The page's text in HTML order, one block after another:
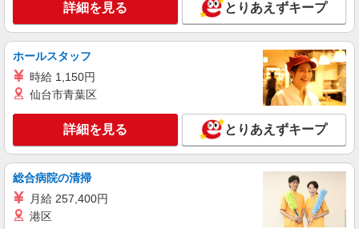
派遣社員
株式会社スタッフサービス・メディカル 東東京医療オフィス（お仕
事No.W10515926）
NEW
東京都足立区内の病院
キープ 詳細を見る
株式会社スタッフサービス・メディカル 東東京医療オフィス（お仕
事No.W10487531）
NEW
詳細を見る とりあえずキープ
ホールスタッフ
時給 1,150円
仙台市青葉区
詳細を見る とりあえずキープ
総合病院の清掃
月給 257,400円
港区